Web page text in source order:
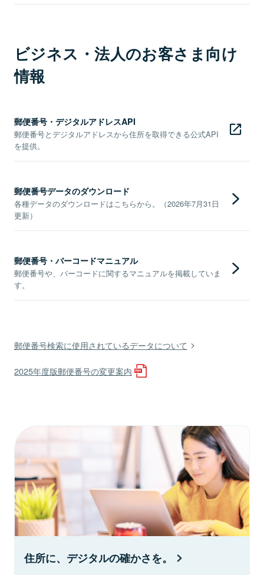
ビジネス・法人のお客さま向け
情報
郵便番号・デジタルアドレスAPI
郵便番号とデジタルアドレスから住所を取得できる公式API
を提供。
郵便番号データのダウンロード
各種データのダウンロードはこちらから。（2026年7月31日
更新）
郵便番号・バーコードマニュアル
郵便番号や、バーコードに関するマニュアルを掲載していま
す。
郵便番号検索に使用されているデータについて
2025年度版郵便番号の変更案内
住所に、デジタルの確かさを。